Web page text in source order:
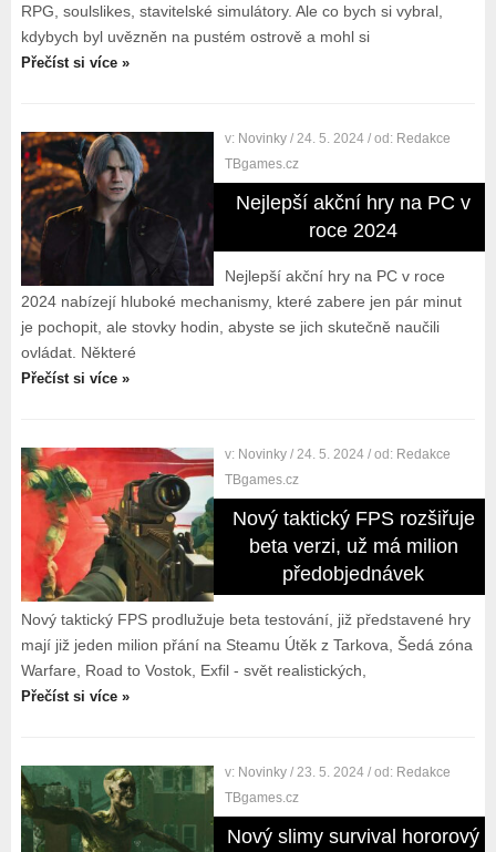
RPG, soulslikes, stavitelské simulátory. Ale co bych si vybral,
kdybych byl uvězněn na pustém ostrově a mohl si
Přečíst si více »
v: Novinky / 24. 5. 2024 / od: Redakce
TBgames.cz
Nejlepší akční hry na PC v
roce 2024
Nejlepší akční hry na PC v roce
2024 nabízejí hluboké mechanismy, které zabere jen pár minut
je pochopit, ale stovky hodin, abyste se jich skutečně naučili
ovládat. Některé
Přečíst si více »
v: Novinky / 24. 5. 2024 / od: Redakce
TBgames.cz
Nový taktický FPS rozšiřuje
beta verzi, už má milion
předobjednávek
Nový taktický FPS prodlužuje beta testování, již představené hry
mají již jeden milion přání na Steamu Útěk z Tarkova, Šedá zóna
Warfare, Road to Vostok, Exfil - svět realistických,
Přečíst si více »
v: Novinky / 23. 5. 2024 / od: Redakce
TBgames.cz
Nový slimy survival hororový